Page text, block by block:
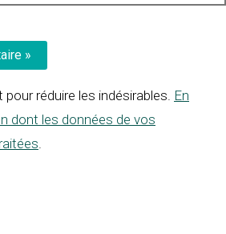
réduire les indésirables. En
dont les données de vos
.